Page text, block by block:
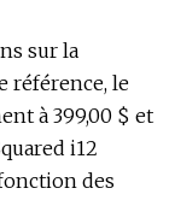
sur la
référence, le
à 399,00 $ et
i12
des